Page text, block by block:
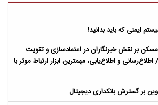
بر نقش خبرنگاران در اعتمادسازی و تقویت
و اطلاع‌یابی، مهمترین ابزار ارتباط موثر با
بر گسترش بانکداری دیجیتال